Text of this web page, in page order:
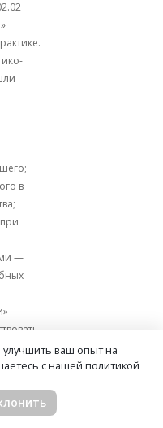
в
—
ваш опыт на
с нашей политикой